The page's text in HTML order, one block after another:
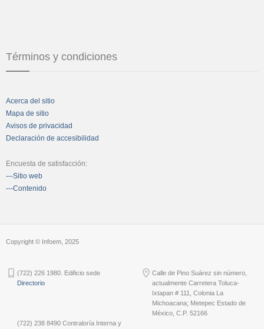
Términos y condiciones
Acerca del sitio
Mapa de sitio
Avisos de privacidad
Declaración de accesibilidad
Encuesta de satisfacción:
---Sitio web
---Contenido
Copyright © Infoem, 2025
(722) 226 1980. Edificio sede
Directorio
(722) 238 8490 Contraloría Interna y
Calle de Pino Suárez sin número,
actualmente Carretera Toluca-
Ixtapan # 111, Colonia La
Michoacana; Metepec Estado de
México, C.P. 52166